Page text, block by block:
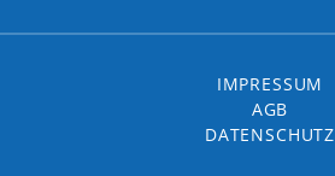
IMPRESSUM
AGB
DATENSCHUTZ